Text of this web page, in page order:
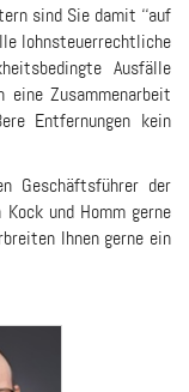
sind Sie damit ‘‘auf
lohnsteuerrechtliche
Ausfälle
Zusammenarbeit
Entfernungen kein
Geschäftsführer der
und Homm gerne
Ihnen gerne ein